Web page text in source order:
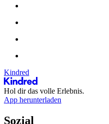
Kindred
Hol dir das volle Erlebnis.
App herunterladen
Sozial